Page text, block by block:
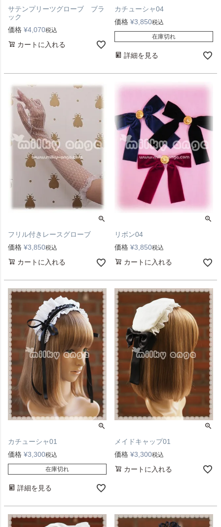
サテンプリーツグローブ ブラ
ック
価格 ¥4,070税込
カートに入れる
カチューシャ04
価格 ¥3,850税込
在庫切れ
詳細を見る
フリル付きレースグローブ
価格 ¥3,850税込
カートに入れる
リボン04
価格 ¥3,850税込
カートに入れる
カチューシャ01
価格 ¥3,300税込
在庫切れ
詳細を見る
メイドキャップ01
価格 ¥3,300税込
カートに入れる